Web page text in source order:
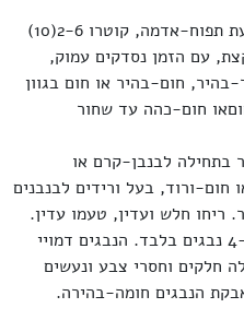
גוף הרביה דמוי כדור, אגס או פקעת תפוח-אדמה, קוטרו 2-6(10)
עם הזמן נסדקים עמוק,
חום-בהיר או חום בגוון
חום-כהה עד שחור
לבנבן-קרם או
ורוד, בעל ורידים לבנבנים
חלש ועדין, טעמו עדין.
הנאדית דמויית ביצה, מכילה 4-6-8 נבגים בלבד. הנבגים דמויי
בתחילה חלקים וחסרי צבע ונעשים
הנבגים חומה-בהירה.